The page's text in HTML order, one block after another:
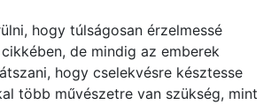
hogy túlságosan érzelmessé
de mindig az emberek
hogy cselekvésre késztesse
több művészetre van szükség, mint